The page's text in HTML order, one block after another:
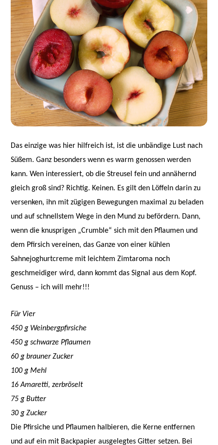
Das einzige was hier hilfreich ist, ist die unbändige Lust nach
Süßem. Ganz besonders wenn es warm genossen werden
kann. Wen interessiert, ob die Streusel fein und annähernd
gleich groß sind? Richtig. Keinen. Es gilt den Löffeln darin zu
versenken, ihn mit zügigen Bewegungen maximal zu beladen
und auf schnellstem Wege in den Mund zu befördern. Dann,
wenn die knusprigen „Crumble“ sich mit den Pflaumen und
dem Pfirsich vereinen, das Ganze von einer kühlen
Sahnejoghurtcreme mit leichtem Zimtaroma noch
geschmeidiger wird, dann kommt das Signal aus dem Kopf.
Genuss – ich will mehr!!!
Für Vier
450 g Weinbergpfirsiche
450 g schwarze Pflaumen
60 g brauner Zucker
100 g Mehl
16 Amaretti, zerbröselt
75 g Butter
30 g Zucker
Die Pfirsiche und Pflaumen halbieren, die Kerne entfernen
und auf ein mit Backpapier ausgelegtes Gitter setzen. Bei